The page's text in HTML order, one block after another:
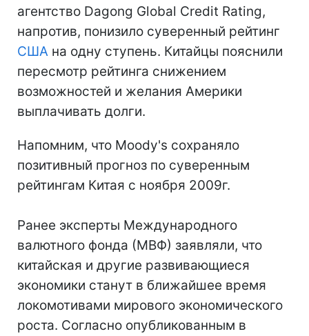
агентство Dagong Global Credit Rating,
напротив, понизило суверенный рейтинг
США на одну ступень. Китайцы пояснили
пересмотр рейтинга снижением
возможностей и желания Америки
выплачивать долги.
Напомним, что Moody's сохраняло
позитивный прогноз по суверенным
рейтингам Китая с ноября 2009г.
Ранее эксперты Международного
валютного фонда (МВФ) заявляли, что
китайская и другие развивающиеся
экономики станут в ближайшее время
локомотивами мирового экономического
роста. Согласно опубликованным в